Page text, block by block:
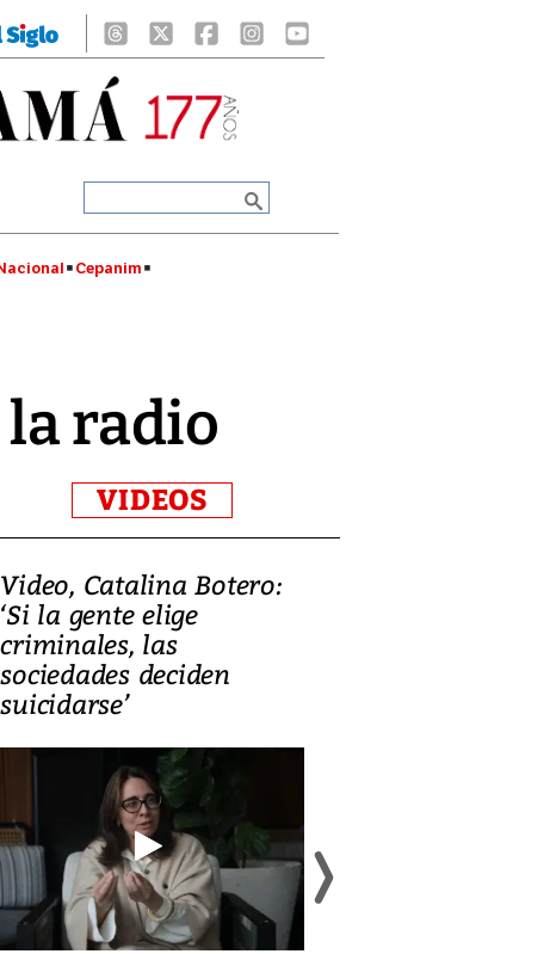
Cepanim
la radio
VIDEOS
Video, Catalina Botero:
‘Si la gente elige
criminales, las
sociedades deciden
suicidarse’